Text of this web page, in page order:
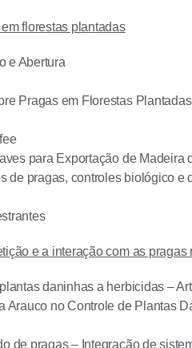
florestas plantadas
e Abertura
Pragas em Florestas
para Exportação de Madeira
de pragas, controles biológico
e a interação com as pragas
daninhas a herbicidas –
Arauco no Controle de Plantas
de pragas – Integração de